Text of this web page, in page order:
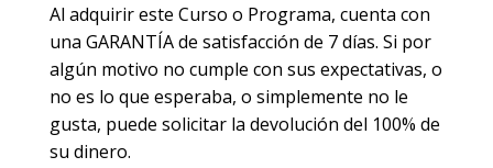
Al adquirir este Curso o Programa, cuenta con
una GARANTÍA de satisfacción de 7 días. Si por
algún motivo no cumple con sus expectativas, o
no es lo que esperaba, o simplemente no le
gusta, puede solicitar la devolución del 100% de
su dinero.